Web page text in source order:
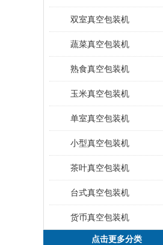
双室真空包装机
蔬菜真空包装机
熟食真空包装机
玉米真空包装机
单室真空包装机
小型真空包装机
茶叶真空包装机
台式真空包装机
货币真空包装机
点击更多分类